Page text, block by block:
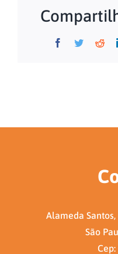
Facebook
Twitter
Alameda
São